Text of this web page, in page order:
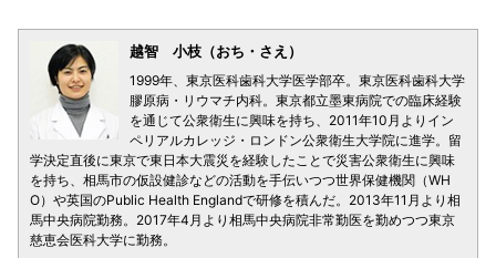
越智 小枝（おち・さえ）
1999年、東京医科歯科大学医学部卒。東京医科歯科大学
膠原病・リウマチ内科。東京都立墨東病院での臨床経験
を通じて公衆衛生に興味を持ち、2011年10月よりイン
ペリアルカレッジ・ロンドン公衆衛生大学院に進学。留
学決定直後に東京で東日本大震災を経験したことで災害公衆衛生に興味
を持ち、相馬市の仮設健診などの活動を手伝いつつ世界保健機関（WH
O）や英国のPublic Health Englandで研修を積んだ。2013年11月より相
馬中央病院勤務。2017年4月より相馬中央病院非常勤医を勤めつつ東京
慈恵会医科大学に勤務。